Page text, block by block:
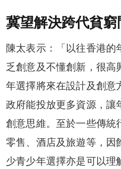
冀望解決跨代貧窮
陳太表示：「以往香港的
乏創意及不懂創新，很高
年選擇將來在設計及創意
政府能投放更多資源，讓
創意思維。至於一些傳統
零售、酒店及旅遊等，因
少青少年選擇亦是可以理